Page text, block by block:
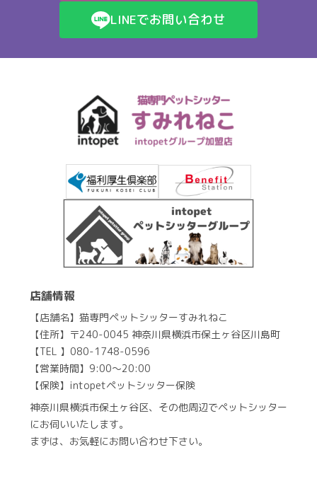
LINEでお問い合わせ
店舗情報
【店舗名】猫専門ペットシッターすみれねこ
【住所】〒240-0045 神奈川県横浜市保土ヶ谷区川島町
【TEL 】080-1748-0596
【営業時間】9:00～20:00
【保険】intopetペットシッター保険
神奈川県横浜市保土ヶ谷区、その他周辺でペットシッター
にお伺いいたします。
まずは、お気軽にお問い合わせ下さい。